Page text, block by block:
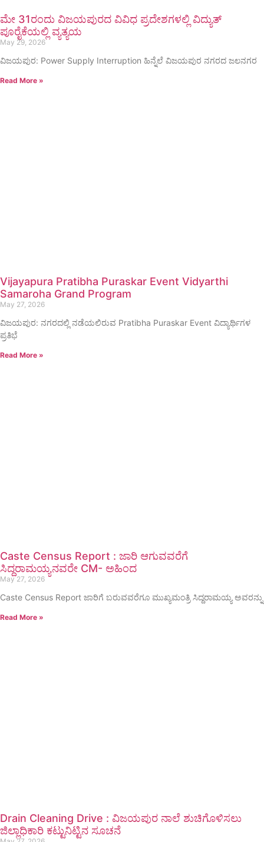
ಮೇ 31ರಂದು ವಿಜಯಪುರದ ವಿವಿಧ ಪ್ರದೇಶಗಳಲ್ಲಿ ವಿದ್ಯುತ್
ಪೂರೈಕೆಯಲ್ಲಿ ವ್ಯತ್ಯಯ
May 29, 2026
ವಿಜಯಪುರ: Power Supply Interruption ಹಿನ್ನೆಲೆ ವಿಜಯಪುರ ನಗರದ ಜಲನಗರ
Read More »
Vijayapura Pratibha Puraskar Event Vidyarthi
Samaroha Grand Program
May 27, 2026
ವಿಜಯಪುರ: ನಗರದಲ್ಲಿ ನಡೆಯಲಿರುವ Pratibha Puraskar Event ವಿದ್ಯಾರ್ಥಿಗಳ
ಪ್ರತಿಭೆ
Read More »
Caste Census Report : ಜಾರಿ ಆಗುವವರೆಗೆ
ಸಿದ್ದರಾಮಯ್ಯನವರೇ CM- ಅಹಿಂದ
May 27, 2026
Caste Census Report ಜಾರಿಗೆ ಬರುವವರೆಗೂ ಮುಖ್ಯಮಂತ್ರಿ ಸಿದ್ದರಾಮಯ್ಯ ಅವರನ್ನು
Read More »
Drain Cleaning Drive : ವಿಜಯಪುರ ನಾಲೆ ಶುಚಿಗೊಳಿಸಲು
ಜಿಲ್ಲಾಧಿಕಾರಿ ಕಟ್ಟುನಿಟ್ಟಿನ ಸೂಚನೆ